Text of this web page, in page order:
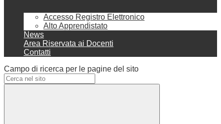
Accesso Registro Elettronico
Alto Apprendistato
News
Area Riservata ai Docenti
Contatti
Campo di ricerca per le pagine del sito